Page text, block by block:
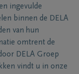
ingevulde
binnen de DELA
van hun
omtrent de
DELA Groep
vindt u in onze